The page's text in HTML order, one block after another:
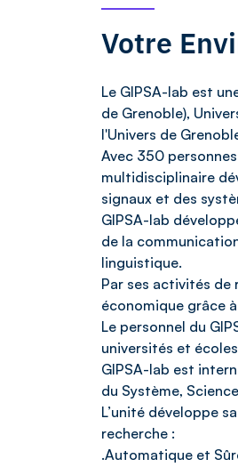
Votre
Le GIPSA-lab est
de Grenoble),
l'Univers de
Avec 350
multidisciplinaire
signaux et des
GIPSA-lab
de la
linguistique.
Par ses activités de
économique grâce
Le personnel du
universités et
GIPSA-lab est
du Système,
L’unité développe
recherche :
.Automatique et